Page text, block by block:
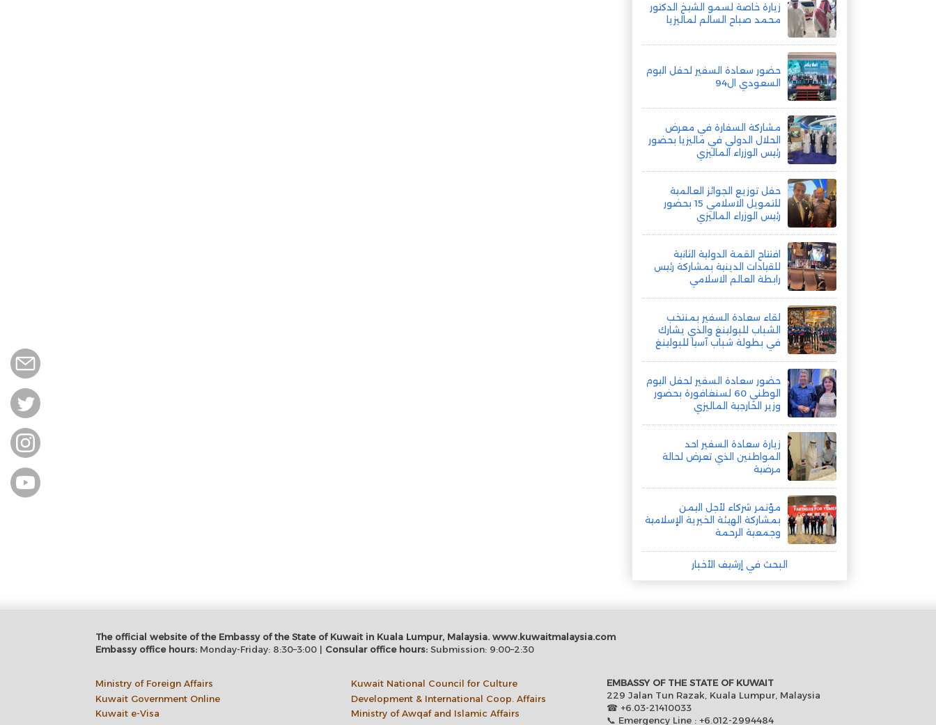
زيارة خاصة لسمو الشيخ الدكتور
محمد صباح السالم لماليزيا
حضور سعادة السفير لحفل اليوم
السعودي ال94
مشاركة السفارة في معرض
الحلال الدولي في ماليزيا بحضور
رئيس الوزراء الماليزي
حفل توزيع الجوائز العالمية
للتمويل الاسلامي 15 بحضور
رئيس الوزراء الماليزي
افتتاح القمة الدولية الثانية
للقيادات الدينية بمشاركة رئيس
رابطة العالم الاسلامي
لقاء سعادة السفير بمنتخب
الشباب للبولينغ والذي يشارك
في بطولة شباب آسيا للبولينغ
حضور سعادة السفير لحفل اليوم
الوطني 60 لسنغافورة بحضور
وزير الخارجية الماليزي
زيارة سعادة السفير احد
المواطنين الذي تعرض لحالة
مرضية
مؤتمر شركاء لأجل اليمن
بمشاركة الهيئة الخيرية الإسلامية
وجمعية الرحمة
البحث في إرشيف الأخبار
The official website of the Embassy of the State of Kuwait in Kuala Lumpur, Malaysia. www.kuwaitmalaysia.com
Embassy office hours: Monday-Friday: 8:30–3:00 | Consular office hours: Submission: 9:00–2:30
Ministry of Foreign Affairs
Kuwait Government Online
Kuwait e-Visa
Kuwait National Council for Culture
Development & International Coop. Affairs
Ministry of Awqaf and Islamic Affairs
EMBASSY OF THE STATE OF KUWAIT
229 Jalan Tun Razak, Kuala Lumpur, Malaysia
☎ +6.03-21410033
📞 Emergency Line : +6.012-2994484